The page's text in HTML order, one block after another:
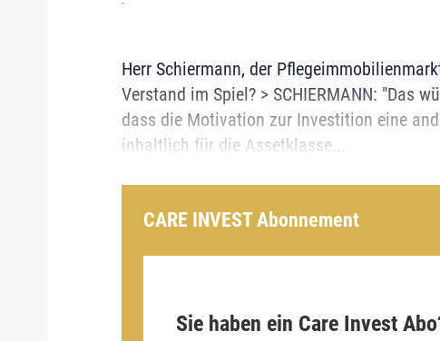
Herr Schiermann, der
Verstand im Spiel? > SCHIERMANN: "Das
dass die Motivation zur Investition eine
inhaltlich für die Assetklasse...
CARE INVEST Abonnement
Sie haben ein Care Invest